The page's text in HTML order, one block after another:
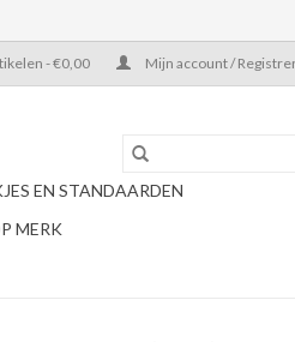
- €0,00 Mijn account /
EN STANDAARDEN
MERK